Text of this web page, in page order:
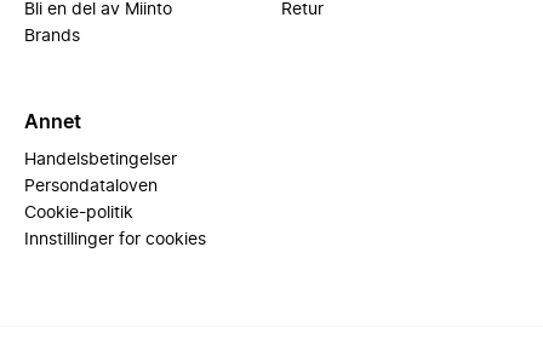
Bli en del av Miinto
Brands
Retur
Annet
Handelsbetingelser
Persondataloven
Cookie-politik
Innstillinger for cookies